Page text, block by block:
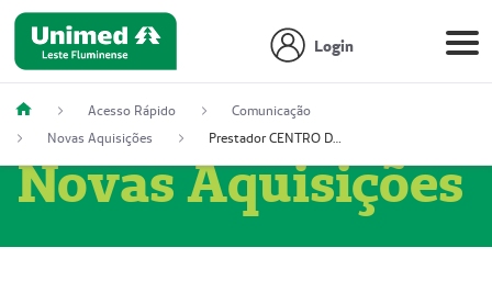
Login
Acesso Rápido
Comunicação
Novas Aquisições
Prestador CENTRO DE ONCOLOGIA
Novas Aquisições